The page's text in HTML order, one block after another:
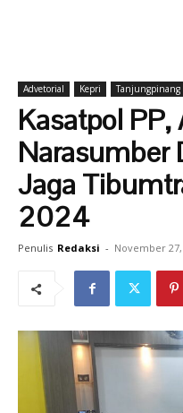
Advetorial Kepri Tanjungpinang
Kasatpol PP,
Narasumber
Jaga
2024
Penulis Redaksi - November 27,